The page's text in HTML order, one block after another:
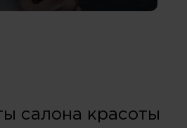
салона красоты